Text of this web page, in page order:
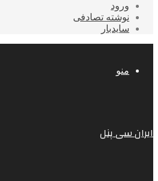
ورود
نوشته تصادفی
سایدبار
منو
ایران سی پنل